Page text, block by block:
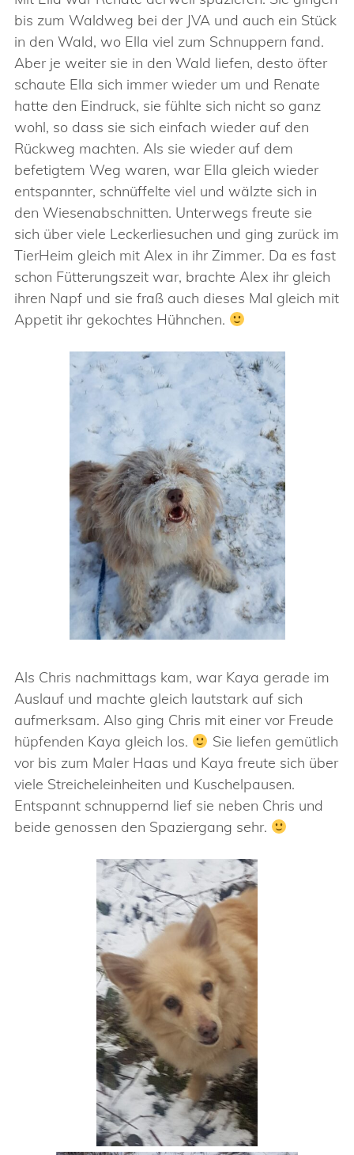
bis zum Waldweg bei der JVA und auch ein Stück
in den Wald, wo Ella viel zum Schnuppern fand.
Aber je weiter sie in den Wald liefen, desto öfter
schaute Ella sich immer wieder um und Renate
hatte den Eindruck, sie fühlte sich nicht so ganz
wohl, so dass sie sich einfach wieder auf den
Rückweg machten. Als sie wieder auf dem
befetigtem Weg waren, war Ella gleich wieder
entspannter, schnüffelte viel und wälzte sich in
den Wiesenabschnitten. Unterwegs freute sie
sich über viele Leckerliesuchen und ging zurück im
TierHeim gleich mit Alex in ihr Zimmer. Da es fast
schon Fütterungszeit war, brachte Alex ihr gleich
ihren Napf und sie fraß auch dieses Mal gleich mit
Appetit ihr gekochtes Hühnchen.
Als Chris nachmittags kam, war Kaya gerade im
Auslauf und machte gleich lautstark auf sich
aufmerksam. Also ging Chris mit einer vor Freude
hüpfenden Kaya gleich los.
Sie liefen gemütlich
vor bis zum Maler Haas und Kaya freute sich über
viele Streicheleinheiten und Kuschelpausen.
Entspannt schnuppernd lief sie neben Chris und
beide genossen den Spaziergang sehr.